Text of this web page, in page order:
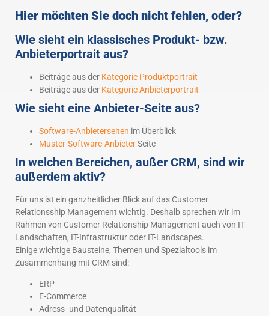
Hier möchten Sie doch nicht fehlen, oder?
Wie sieht ein klassisches Produkt- bzw.
Anbieterportrait aus?
Beiträge aus der Kategorie Produktportrait
Beiträge aus der Kategorie Anbieterportrait
Wie sieht eine Anbieter-Seite aus?
Software-Anbieterseiten im Überblick
Muster-Software-AnbieterSeite
In welchen Bereichen, außer CRM, sind wir
außerdem aktiv?
Für uns ist ein ganzheitlicher Blick auf das Customer
Relationsship Management wichtig. Deshalb sprechen wir im
Rahmen von Customer Relationship Management auch von IT-
Landschaften, IT-Infrastruktur oder IT-Landscapes.
Einige wichtige Bausteine, Themen und Spezialtools im
Zusammenhang mit CRM sind:
ERP
E-Commerce
Adress- und Datenqualität